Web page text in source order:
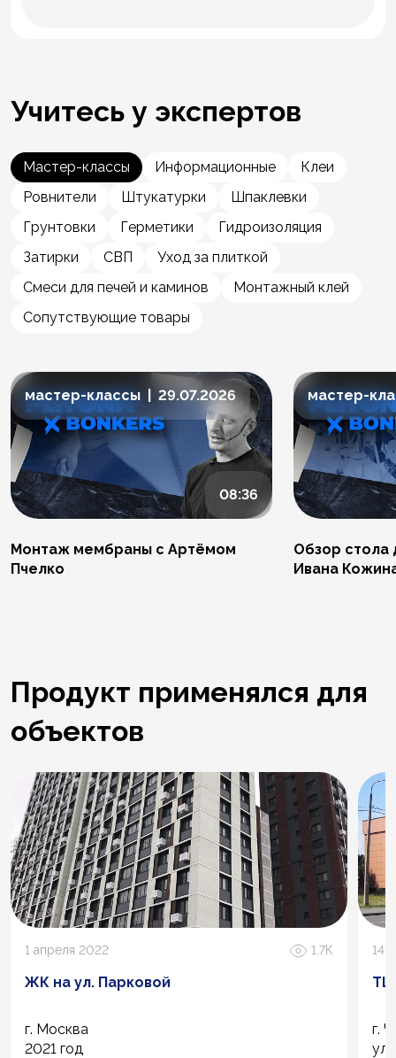
Учитесь у экспертов
Мастер-классы Информационные
Клеи
Ровнители
Штукатурки
Шпаклевки
Грунтовки
Герметики
Гидроизоляция
Затирки
СВП
Уход за плиткой
Смеси для печей и каминов
Монтажный клей
Сопутствующие товары
мастер-классы | 29.07.2026
08:36
Монтаж мембраны с Артёмом
Пчелко
мастер-
Обзор стола
Ивана
Продукт применялся для
объектов
1 апреля 2022 1.7К
ЖК на ул. Парковой
г. Москва
2021 год
14
ТЦ
г.
ул.